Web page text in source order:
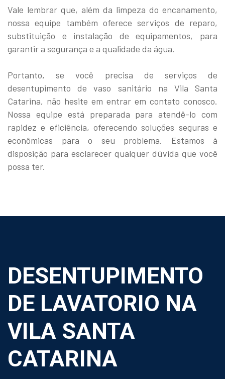
Vale lembrar que, além da limpeza do encanamento,
nossa equipe também oferece serviços de reparo,
substituição e instalação de equipamentos, para
garantir a segurança e a qualidade da água.
Portanto, se você precisa de serviços de
desentupimento de vaso sanitário na Vila Santa
Catarina, não hesite em entrar em contato conosco.
Nossa equipe está preparada para atendê-lo com
rapidez e eficiência, oferecendo soluções seguras e
econômicas para o seu problema. Estamos à
disposição para esclarecer qualquer dúvida que você
possa ter.
DESENTUPIMENTO
DE LAVATORIO NA
VILA SANTA
CATARINA